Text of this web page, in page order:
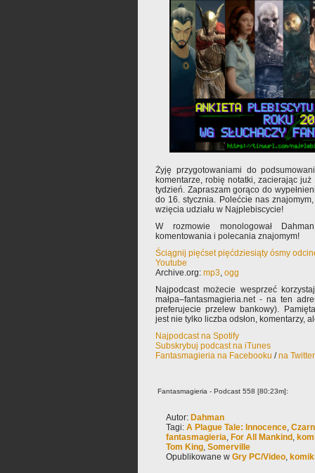
Żyję przygotowaniami do
komentarze, robię notatki, zacierając
tydzień. Zapraszam gorąco do
do 16. stycznia. Polećcie nas
wzięcia udziału w Najplebiscycie!
W rozmowie monologował
komentowania i polecania znajomym!
Ściągnij pięćset pięćdziesiąty ósmy
Youtube
Archive.org: mp3, ogg
Najpodcast możecie wesprzeć
małpa–fantasmagieria.net - na ten
preferujecie przelew bankowy).
jest nie tylko liczba odsłon, komentarzy,
Najpodcast na Spotify
Subskrybuj podcast na iTunes
Fantasmagieria na Facebooku /na
Fantasmagieria - Podcast 558 [80:23m]:
Autor: Dahman
Tagi: A Plague Tale: Innocence,
fantasmagieria, For All Mankind ,
Tom King, Somerville
Opublikowane w Gry PC/Video,